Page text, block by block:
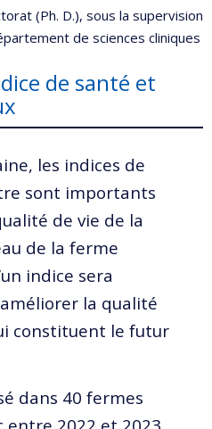
(Ph. D.), sous la supervision
de sciences cliniques
de santé et
les indices de
sont importants
de vie de la
de la ferme
indice sera
la qualité
constituent le futur
dans 40 fermes